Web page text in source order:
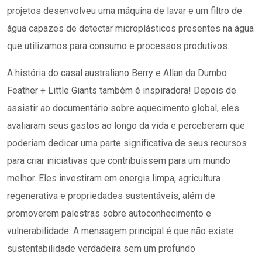
projetos desenvolveu uma máquina de lavar e um filtro de
água capazes de detectar microplásticos presentes na água
que utilizamos para consumo e processos produtivos.
A história do casal australiano Berry e Allan da Dumbo
Feather + Little Giants também é inspiradora! Depois de
assistir ao documentário sobre aquecimento global, eles
avaliaram seus gastos ao longo da vida e perceberam que
poderiam dedicar uma parte significativa de seus recursos
para criar iniciativas que contribuíssem para um mundo
melhor. Eles investiram em energia limpa, agricultura
regenerativa e propriedades sustentáveis, além de
promoverem palestras sobre autoconhecimento e
vulnerabilidade. A mensagem principal é que não existe
sustentabilidade verdadeira sem um profundo